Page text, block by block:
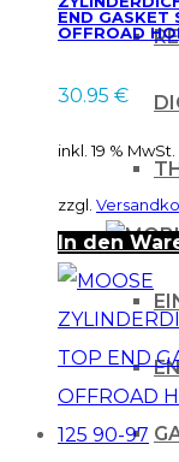
END GASKET
OFFROAD
30.95 €
inkl. 19 % MwSt.
zzgl.
In den